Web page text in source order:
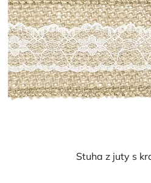
Stuha z juty s